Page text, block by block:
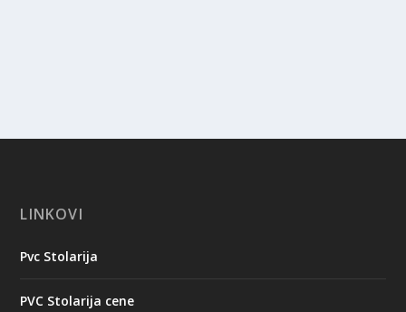
LINKOVI
Pvc Stolarija
PVC Stolarija cene